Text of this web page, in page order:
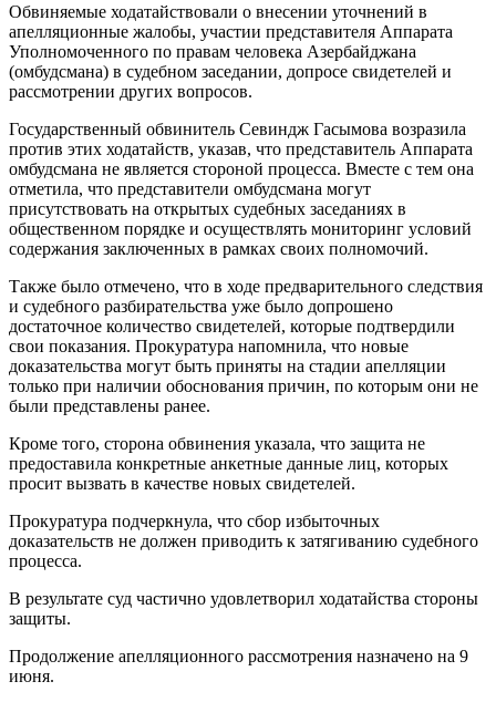
Обвиняемые ходатайствовали о внесении уточнений в
апелляционные жалобы, участии представителя Аппарата
Уполномоченного по правам человека Азербайджана
(омбудсмана) в судебном заседании, допросе свидетелей и
рассмотрении других вопросов.
Государственный обвинитель Севиндж Гасымова возразила
против этих ходатайств, указав, что представитель Аппарата
омбудсмана не является стороной процесса. Вместе с тем она
отметила, что представители омбудсмана могут
присутствовать на открытых судебных заседаниях в
общественном порядке и осуществлять мониторинг условий
содержания заключенных в рамках своих полномочий.
Также было отмечено, что в ходе предварительного следствия
и судебного разбирательства уже было допрошено
достаточное количество свидетелей, которые подтвердили
свои показания. Прокуратура напомнила, что новые
доказательства могут быть приняты на стадии апелляции
только при наличии обоснования причин, по которым они не
были представлены ранее.
Кроме того, сторона обвинения указала, что защита не
предоставила конкретные анкетные данные лиц, которых
просит вызвать в качестве новых свидетелей.
Прокуратура подчеркнула, что сбор избыточных
доказательств не должен приводить к затягиванию судебного
процесса.
В результате суд частично удовлетворил ходатайства стороны
защиты.
Продолжение апелляционного рассмотрения назначено на 9
июня.